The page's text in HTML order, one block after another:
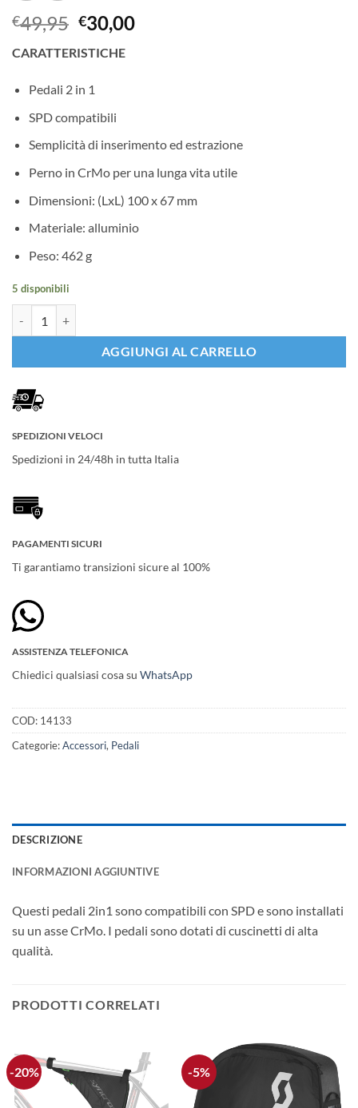
€49,95 Il
prezzo
originale
era:
€49,95.
€30,00Il
CARATTERISTICHE
Pedali 2 in 1
SPD compatibili
Semplicità di inserimento ed estrazione
Perno in CrMo per una lunga vita utile
Dimensioni: (LxL) 100 x 67 mm
Materiale: alluminio
Peso: 462 g
5 disponibili
AGGIUNGI AL CARRELLO
SPEDIZIONI VELOCI
Spedizioni in 24/48h in tutta Italia
PAGAMENTI SICURI
Ti garantiamo transizioni sicure al 100%
ASSISTENZA TELEFONICA
Chiedici qualsiasi cosa su WhatsApp
COD: 14133
Categorie:Accessori, Pedali
DESCRIZIONE
INFORMAZIONI AGGIUNTIVE
Questi pedali 2in1 sono compatibili con SPD e sono installati
su un asse CrMo. I pedali sono dotati di cuscinetti di alta
qualità.
PRODOTTI CORRELATI
-20% -5%